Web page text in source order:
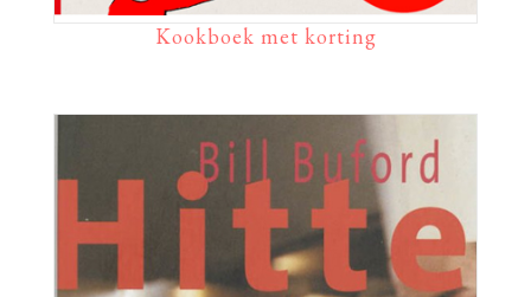
Kookboek met korting